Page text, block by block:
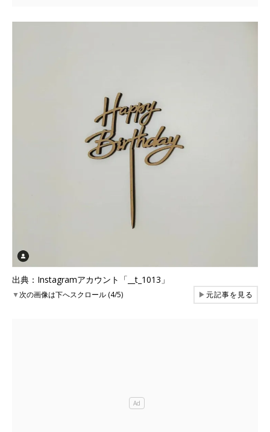
出典：Instagramアカウント「__t_1013」
▼次の画像は下へスクロール (4/5) ▶元記事を見る